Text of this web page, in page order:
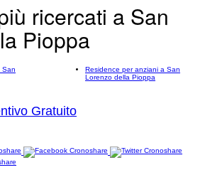
ricercati a San
Pioppa
San
Residence per anziani a San
Lorenzo della Pioppa
Gratuito